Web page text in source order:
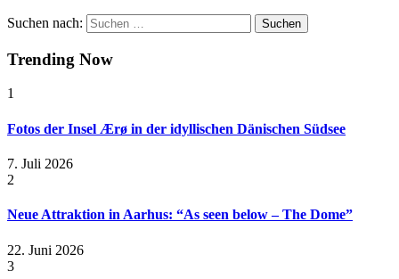
Suchen nach:
Trending Now
1
Fotos der Insel Ærø in der idyllischen Dänischen Südsee
7. Juli 2026
2
Neue Attraktion in Aarhus: “As seen below – The Dome”
22. Juni 2026
3